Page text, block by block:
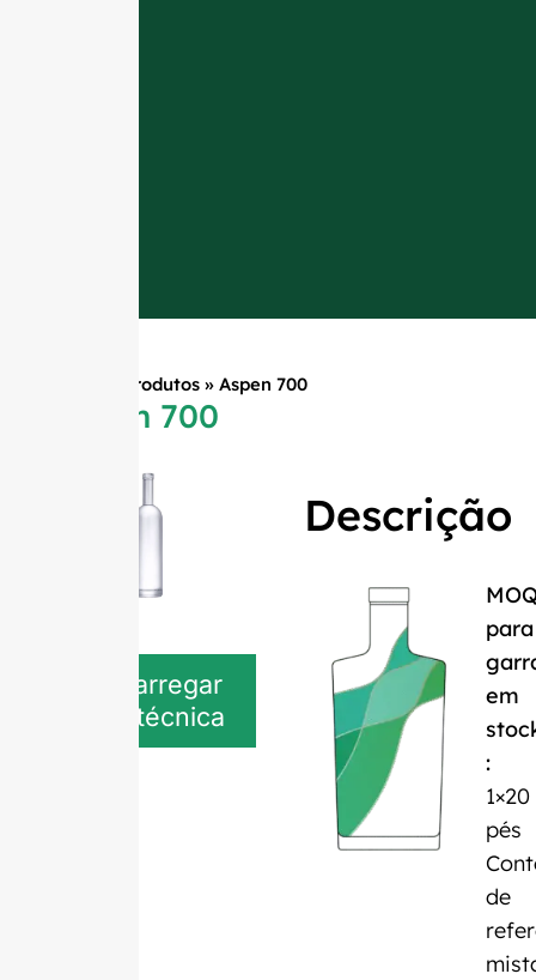
Produtos» Aspen 700
Aspen 700
Descarregar
ficha técnica
Descrição
para
em
:
1×20
pés
de